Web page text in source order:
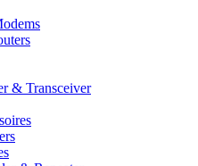
& Transceiver